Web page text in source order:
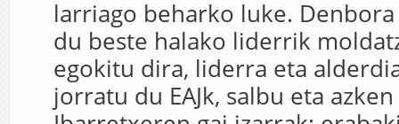
larriago beharko luke.
du beste halako liderrik
egokitu dira, liderra eta
jorratu du EAJk, salbu eta